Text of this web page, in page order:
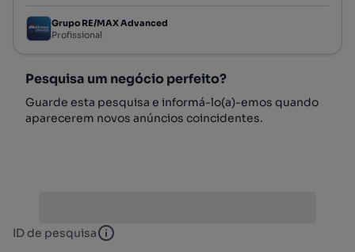
Grupo RE/MAX Advanced
Profissional
Pesquisa um negócio perfeito?
Guarde esta pesquisa e informá-lo(a)-emos quando
aparecerem novos anúncios coincidentes.
ID de pesquisa ID de pesquisa